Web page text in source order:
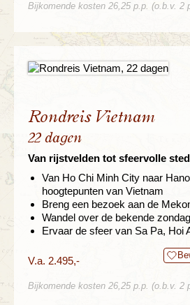
Bijkomende kosten 26,25 p.p. (o.b.v. 2
Rondreis Vietnam
22 dagen
Van rijstvelden tot sfeervolle
Van Ho Chi Minh City naar
hoogtepunten van Vietnam
Breng een bezoek aan de
Wandel over de bekende
Ervaar de sfeer van Sa Pa, Hoi
V.a. 2.495,-
Bijkomende kosten 26,25 p.p. (o.b.v. 2